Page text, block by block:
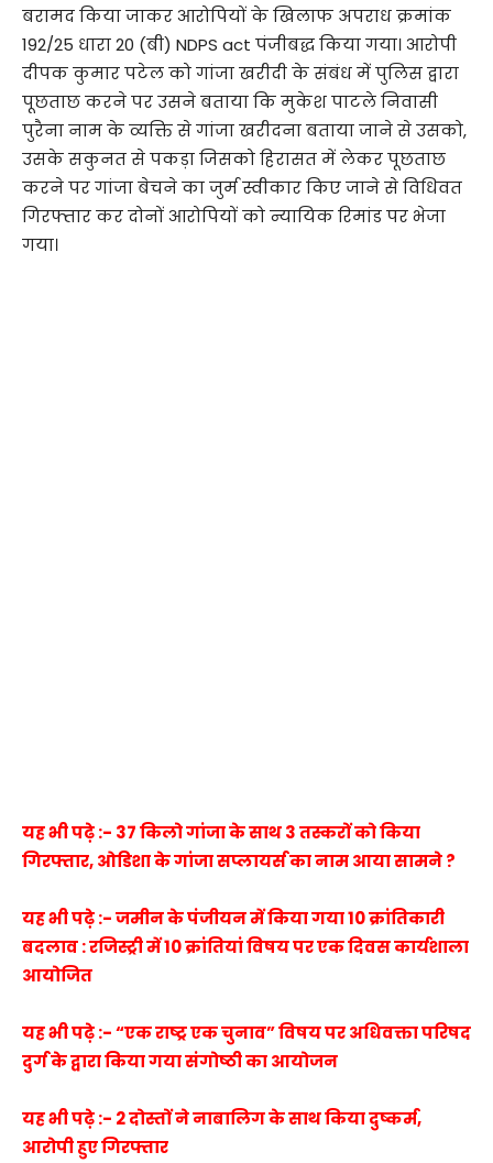
बरामद किया जाकर आरोपियों के खिलाफ अपराध क्रमांक
192/25 धारा 20 (बी) NDPS act पंजीबद्ध किया गया। आरोपी
दीपक कुमार पटेल को गांजा खरीदी के संबंध में पुलिस द्वारा
पूछताछ करने पर उसने बताया कि मुकेश पाटले निवासी
पुरैना नाम के व्यक्ति से गांजा खरीदना बताया जाने से उसको,
उसके सकुनत से पकड़ा जिसको हिरासत में लेकर पूछताछ
करने पर गांजा बेचने का जुर्म स्वीकार किए जाने से विधिवत
गिरफ्तार कर दोनों आरोपियों को न्यायिक रिमांड पर भेजा
गया।
यह भी पढ़े :- 37 किलो गांजा के साथ 3 तस्करों को किया
गिरफ्तार, ओडिशा के गांजा सप्लायर्स का नाम आया सामने ?
यह भी पढ़े :- जमीन के पंजीयन में किया गया 10 क्रांतिकारी
बदलाव : रजिस्ट्री में 10 क्रांतियां विषय पर एक दिवस कार्यशाला
आयोजित
यह भी पढ़े :- “एक राष्ट्र एक चुनाव” विषय पर अधिवक्ता परिषद
दुर्ग के द्वारा किया गया संगोष्ठी का आयोजन
यह भी पढ़े :- 2 दोस्तों ने नाबालिग के साथ किया दुष्कर्म,
आरोपी हुए गिरफ्तार